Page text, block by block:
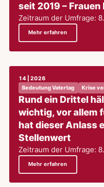
seit 2019 –
Zeitraum der Umfrage:
Mehr erfahren
14 | 2026
Bedeutung Vatertag
Krise
Rund ein Drittel
wichtig, vor allem
hat dieser Anlass
Stellenwert
Zeitraum der Umfrage:
Mehr erfahren